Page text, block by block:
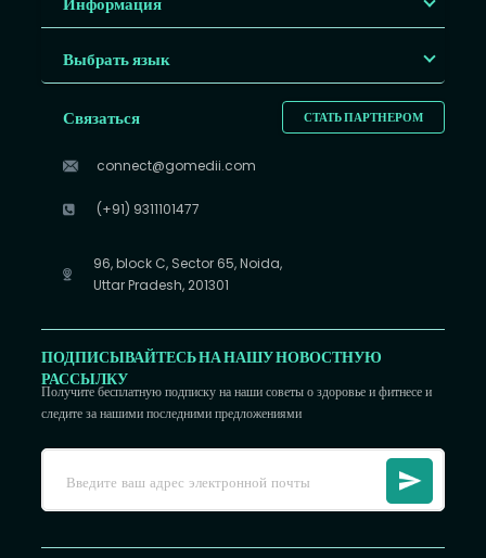
Выбрать язык
СТАТЬ ПАРТНЕРОМ
Связаться
connect@gomedii.com
(+91) 9311101477
96, block C, Sector 65, Noida,
Uttar Pradesh, 201301
ПОДПИСЫВАЙТЕСЬ НА НАШУ НОВОСТНУЮ
РАССЫЛКУ
Получите бесплатную подписку на наши советы о здоровье и фитнесе и
следите за нашими последними предложениями